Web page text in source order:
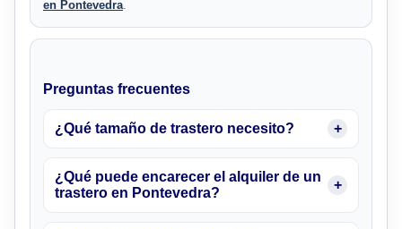
en Pontevedra
Preguntas frecuentes
¿Qué tamaño de trastero necesito?
¿Qué puede encarecer el alquiler de un
trastero en Pontevedra?